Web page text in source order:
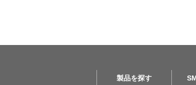
製品を探す